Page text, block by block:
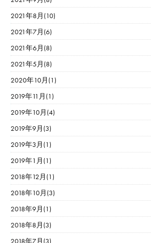
2021年8月(10)
2021年7月(6)
2021年6月(8)
2021年5月(8)
2020年10月(1)
2019年11月(1)
2019年10月(4)
2019年9月(3)
2019年3月(1)
2019年1月(1)
2018年12月(1)
2018年10月(3)
2018年9月(1)
2018年8月(3)
2018年7月(3)